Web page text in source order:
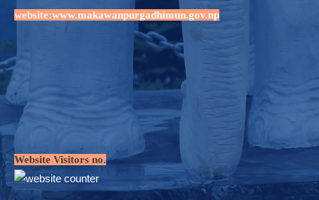
website:www.makawanpurgadhimun.gov.np
Website Visitors no.